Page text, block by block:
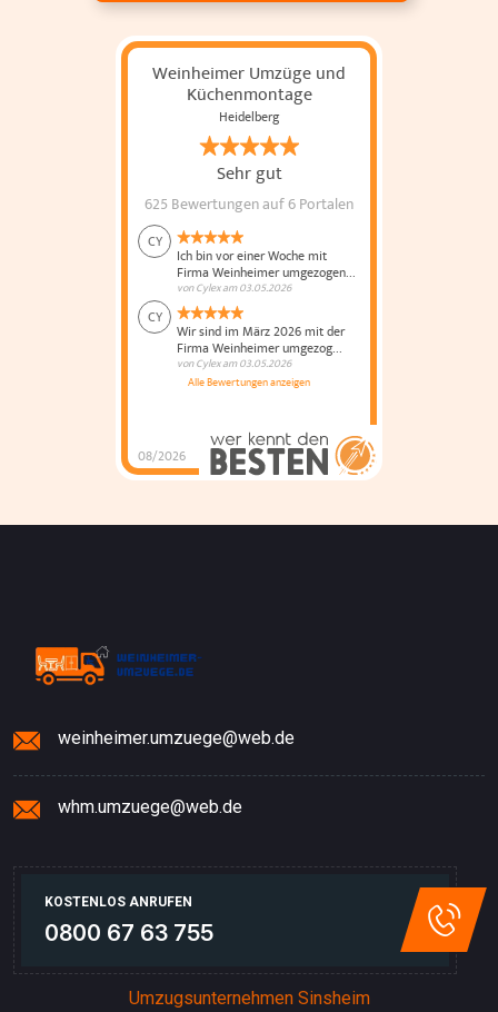
Weinheimer Umzüge und
Küchenmontage
Heidelberg
Sehr gut
625 Bewertungenauf 6 Portalen
08/2026
CY
Ich bin vor einer Woche mit
Firma Weinheimer umgezogen...
vonCylexam03.05.2026
CY
Wir sind im März 2026 mit der
Firma Weinheimer umgezog...
vonCylexam03.05.2026
Alle Bewertungen anzeigen
Weinheimer Umzüge
und Küchenmontage
weinheimer.umzuege@web.de
whm.umzuege@web.de
KOSTENLOS ANRUFEN
0800 67 63 755
Umzugsunternehmen Sinsheim